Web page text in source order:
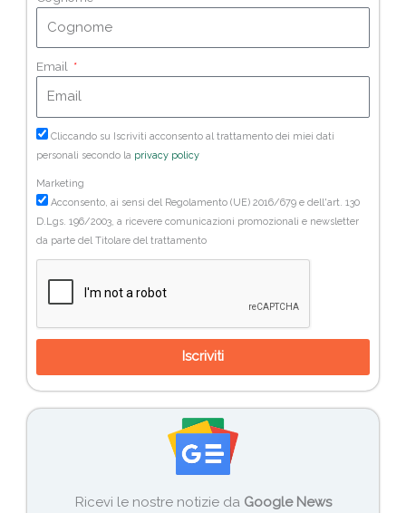
Email
Cliccando su Iscriviti acconsento al trattamento dei miei dati
personali secondo la privacy policy
Marketing
Acconsento, ai sensi del Regolamento (UE) 2016/679 e dell'art. 130
D.Lgs. 196/2003, a ricevere comunicazioni promozionali e newsletter
da parte del Titolare del trattamento
Iscriviti
Ricevi le nostre notizie da Google News